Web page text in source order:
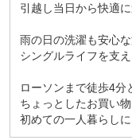
引越し当日から快適
雨の日の洗濯も安心
シングルライフを支
ローソンまで徒歩4分
ちょっとしたお買い
初めての一人暮らし